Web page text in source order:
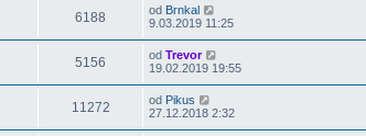
6188 od Brnkal
9.03.2019 11:25
5156 od Trevor
19.02.2019 19:55
11272 od Pikus
27.12.2018 2:32